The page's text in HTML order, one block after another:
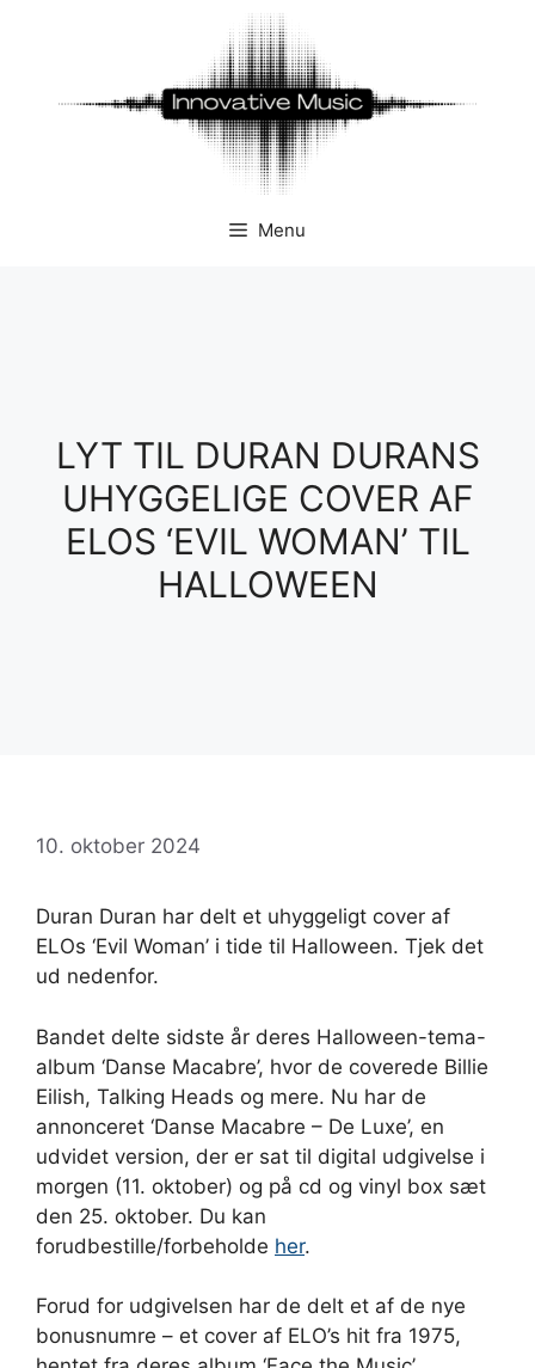
Menu
LYT TIL DURAN DURANS
UHYGGELIGE COVER AF
ELOS ‘EVIL WOMAN’ TIL
HALLOWEEN
10. oktober 2024
Duran Duran har delt et uhyggeligt cover af
ELOs ‘Evil Woman’ i tide til Halloween. Tjek det
ud nedenfor.
Bandet delte sidste år deres Halloween-tema-
album ‘Danse Macabre’, hvor de coverede Billie
Eilish, Talking Heads og mere. Nu har de
annonceret ‘Danse Macabre – De Luxe’, en
udvidet version, der er sat til digital udgivelse i
morgen (11. oktober) og på cd og vinyl box sæt
den 25. oktober. Du kan
forudbestille/forbeholde her.
Forud for udgivelsen har de delt et af de nye
bonusnumre – et cover af ELO’s hit fra 1975,